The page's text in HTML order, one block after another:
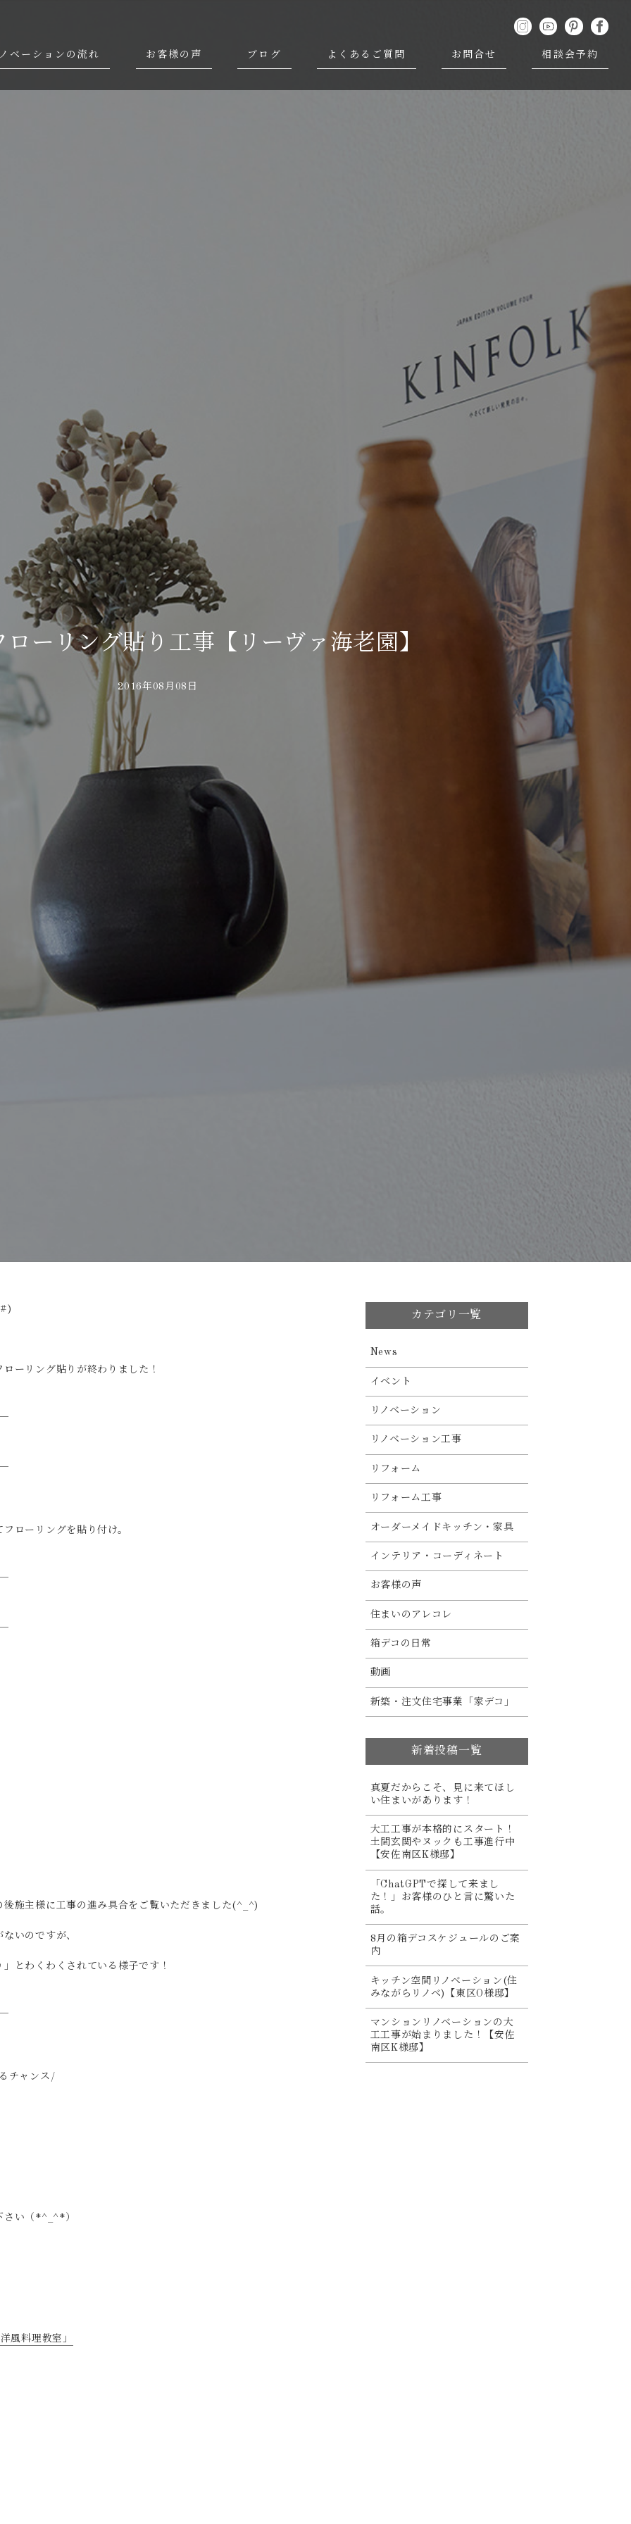
ベーションの流れ お客様の声 ブログ よくあるご質問 お問合せ 相談会予約
ーリング貼り工事【リーヴァ海老園】
2016年08月08日
ーリング貼りが終わりました！
ローリングを貼り付け。
施主様に工事の進み具合をご覧いただきました(^_^)
いのですが、
とわくわくされている様子です！
チャンス/
さい（*^_^*）
風料理教室」
カテゴリ一覧
News
イベント
リノベーション
リノベーション工事
リフォーム
リフォーム工事
オーダーメイドキッチン・家具
インテリア・コーディネート
お客様の声
住まいのアレコレ
箱デコの日常
動画
新築・注文住宅事業「家デコ」
新着投稿一覧
真夏だからこそ、見に来てほし
い住まいがあります！
大工工事が本格的にスタート！
土間玄関やヌックも工事進行中
【安佐南区K様邸】
「ChatGPTで探して来まし
た！」お客様のひと言に驚いた
話。
8月の箱デコスケジュールのご案
内
キッチン空間リノベーション(住
みながらリノベ)【東区O様邸】
マンションリノベーションの大
工工事が始まりました！【安佐
南区K様邸】